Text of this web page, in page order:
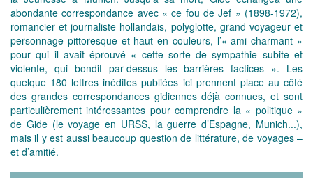
abondante correspondance avec « ce fou de Jef » (1898-1972),
romancier et journaliste hollandais, polyglotte, grand voyageur et
personnage pittoresque et haut en couleurs, l’« ami charmant »
pour qui il avait éprouvé « cette sorte de sympathie subite et
violente, qui bondit par-dessus les barrières factices ». Les
quelque 180 lettres inédites publiées ici prennent place au côté
des grandes correspondances gidiennes déjà connues, et sont
particulièrement intéressantes pour comprendre la « politique »
de Gide (le voyage en URSS, la guerre d’Espagne, Munich...),
mais il y est aussi beaucoup question de littérature, de voyages –
et d’amitié.